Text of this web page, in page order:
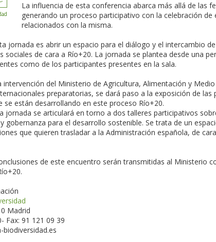
La influencia de esta conferencia abarca más allá de las
generando un proceso participativo con la celebración de
relacionados con la misma.
jornada es abrir un espacio para el diálogo y el intercambio
sociales de cara a Río+20. La jornada se plantea desde una
como de los participantes presentes en la sala.
intervención del Ministerio de Agricultura, Alimentación y
preparatorias, se dará paso a la exposición de las
se están desarrollando en este proceso Río+20.
jornada se articulará en torno a dos talleres participativos
gobernanza para el desarrollo sostenible. Se trata de un
que quieren trasladar a la Administración española, de
de este encuentro serán transmitidas al Ministerio
Madrid
Fax: 91 121 09 39